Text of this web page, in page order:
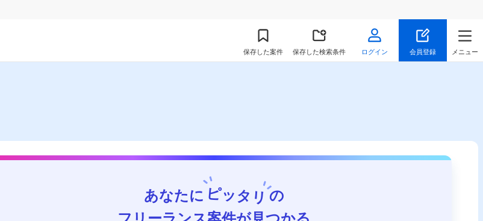
保存した案件 保存した検索条件 ログイン 会員登録 メニュー
あなたに ピッタリの